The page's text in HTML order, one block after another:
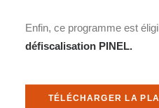
Enfin, ce programme est
défiscalisation PINEL.
TÉLÉCHARGER LA